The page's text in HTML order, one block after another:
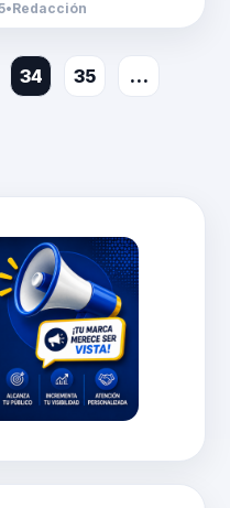
•Redacción
34 35
…